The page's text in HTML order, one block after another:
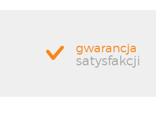
gwarancja
satysfakcji